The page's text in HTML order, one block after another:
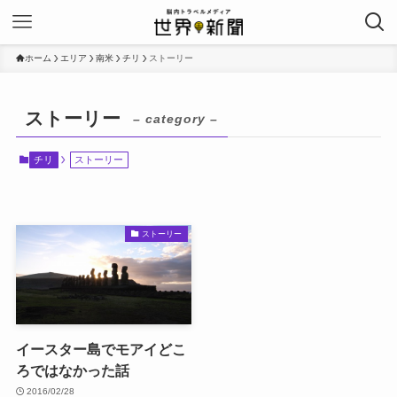
ホーム エリア 南米 チリ ストーリー
ストーリー – category –
チリ ストーリー
ストーリー
イースター島でモアイどこ
ろではなかった話
2016/02/28